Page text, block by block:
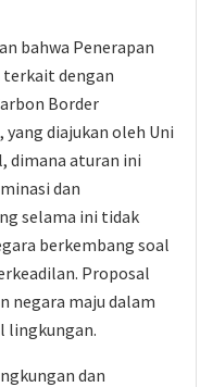
bahwa Penerapan
terkait dengan
Border
diajukan oleh Uni
dimana aturan ini
dan
selama ini tidak
berkembang soal
Proposal
negara maju dalam
lingkungan.
dan